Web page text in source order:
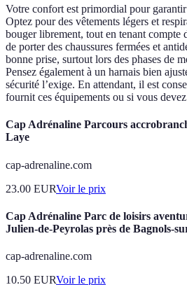
Votre confort est primordial pour
Optez pour des vêtements légers et
bouger librement, tout en tenant compte
de porter des chaussures fermées et
bonne prise, surtout lors des phases de
Pensez également à un harnais bien
sécurité l’exige. En attendant, il est
fournit ces équipements ou si vous
Cap Adrénaline Parcours
Laye
cap-adrenaline.com
23.00 EURVoir le prix
Cap Adrénaline Parc de loisirs
Julien-de-Peyrolas près de Bagnols-
cap-adrenaline.com
10.50 EURVoir le prix